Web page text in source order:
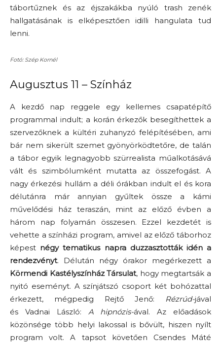
tábortűznek és az éjszakákba nyúló trash zenék
hallgatásának is elképesztően idilli hangulata tud
lenni.
Fotó: Szép Kornél
Augusztus 11 – Színház
A kezdő nap reggele egy kellemes csapatépítő
programmal indult; a korán érkezők besegíthettek a
szervezőknek a kültéri zuhanyzó felépítésében, ami
bár nem sikerült szemet gyönyörködtetőre, de talán
a tábor egyik legnagyobb szürrealista műalkotásává
vált és szimbólumként mutatta az összefogást. A
nagy érkezési hullám a déli órákban indult el és kora
délutánra már annyian gyűltek össze a kámi
művelődési ház teraszán, mint az előző évben a
három nap folyamán összesen. Ezzel kezdetét is
vehette a színházi program, amivel az előző táborhoz
képest négy tematikus napra duzzasztották idén a
rendezvényt. Délután négy órakor megérkezett a
Körmendi Kastélyszínház Társulat, hogy megtartsák a
nyitó eseményt. A színjátszó csoport két bohózattal
érkezett, mégpedig Rejtő Jenő: Rézrúd-jával
és Vadnai László: A hipnózis-ával. Az előadások
közönsége több helyi lakossal is bővült, hiszen nyílt
program volt. A tapsot követően Csendes Máté